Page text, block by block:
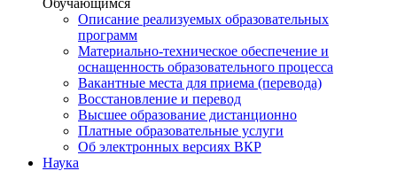
Описание реализуемых образовательных
программ
Материально-техническое обеспечение и
оснащенность образовательного процесса
Вакантные места для приема (перевода)
Восстановление и перевод
Высшее образование дистанционно
Платные образовательные услуги
Об электронных версиях ВКР
Наука